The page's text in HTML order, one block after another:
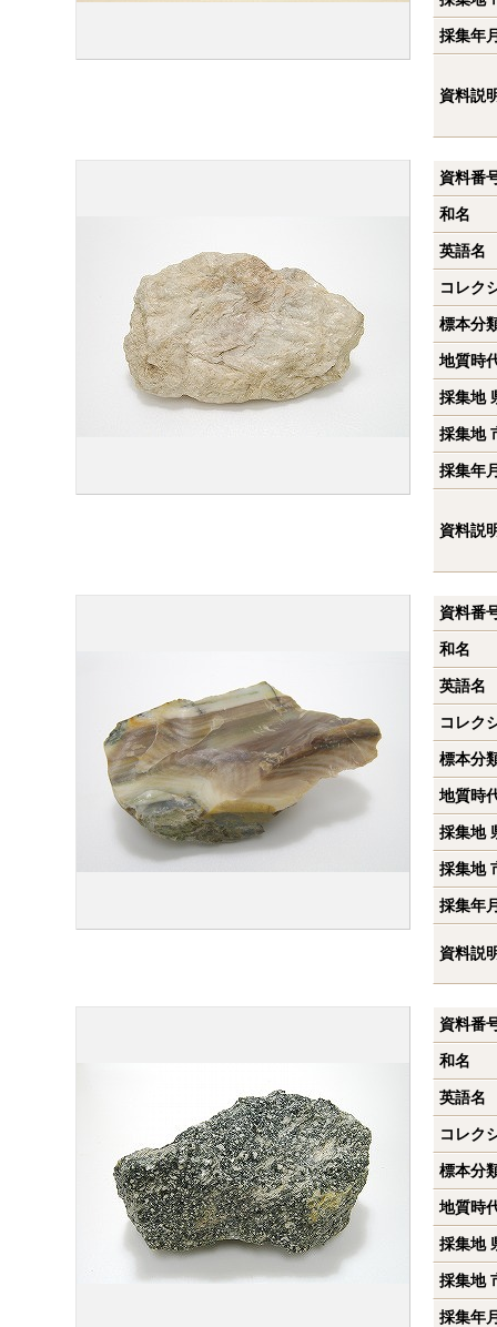
採集年
資料説
資料番
和名
英語名
コレク
標本分
地質時
採集地
採集地
採集年
資料説
資料番
和名
英語名
コレク
標本分
地質時
採集地
採集地
採集年
資料説
資料番
和名
英語名
コレク
標本分
地質時
採集地
採集地
採集年